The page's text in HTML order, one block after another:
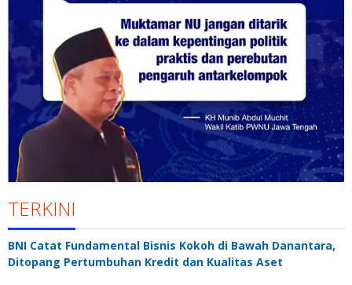
TERKINI
BNI Catat Fundamental Bisnis Kokoh di Bawah Danantara,
Ditopang Pertumbuhan Kredit dan Kualitas Aset